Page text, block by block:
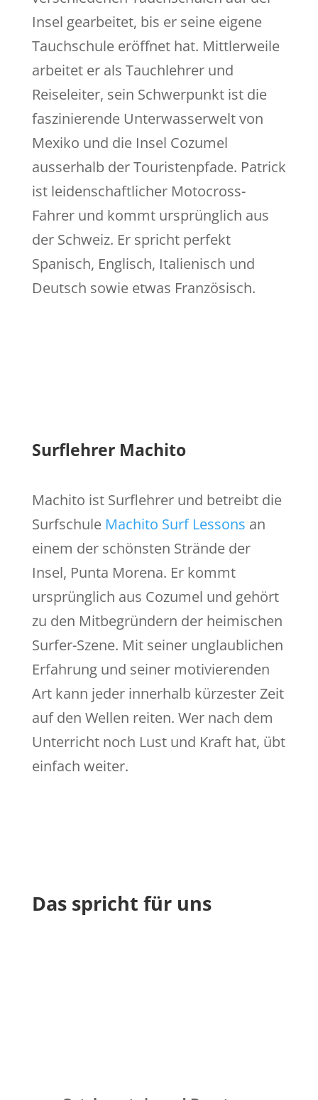
Insel gearbeitet, bis er seine eigene
Tauchschule eröffnet hat. Mittlerweile
arbeitet er als Tauchlehrer und
Reiseleiter, sein Schwerpunkt ist die
faszinierende Unterwasserwelt von
Mexiko und die Insel Cozumel
ausserhalb der Touristenpfade. Patrick
ist leidenschaftlicher Motocross-
Fahrer und kommt ursprünglich aus
der Schweiz. Er spricht perfekt
Spanisch, Englisch, Italienisch und
Deutsch sowie etwas Französisch.
Surflehrer Machito
Machito ist Surflehrer und betreibt die
Surfschule Machito Surf Lessons an
einem der schönsten Strände der
Insel, Punta Morena. Er kommt
ursprünglich aus Cozumel und gehört
zu den Mitbegründern der heimischen
Surfer-Szene. Mit seiner unglaublichen
Erfahrung und seiner motivierenden
Art kann jeder innerhalb kürzester Zeit
auf den Wellen reiten. Wer nach dem
Unterricht noch Lust und Kraft hat, übt
einfach weiter.
Das spricht für uns